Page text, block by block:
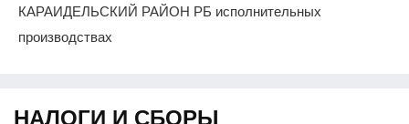
КАРАИДЕЛЬСКИЙ РАЙОН РБ исполнительных
производствах
НАЛОГИ И СБОРЫ